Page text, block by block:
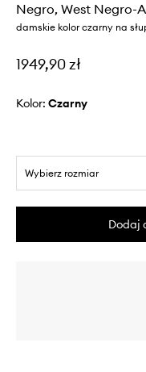
Negro, West Negro-
damskie kolor czarny na
1949,90 zł
Kolor: czarny
Wybierz rozmiar
Dodaj